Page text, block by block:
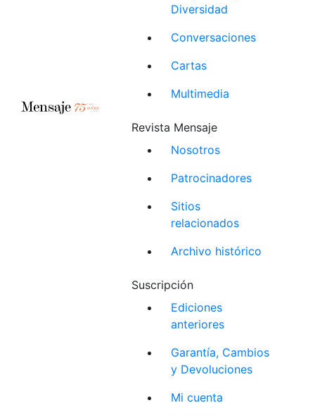
Diversidad
Conversaciones
Cartas
Multimedia
Revista Mensaje
Nosotros
Patrocinadores
Sitios
relacionados
Archivo histórico
Suscripción
Ediciones
anteriores
Garantía, Cambios
y Devoluciones
Mi cuenta